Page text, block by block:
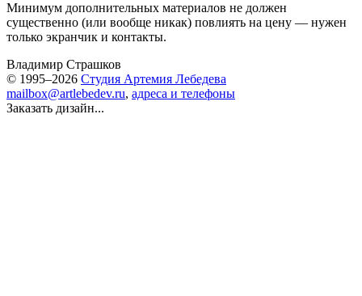
Минимум дополнительных материалов не должен
существенно (или вообще никак) повлиять на цену — нужен
только экранчик и контакты.
Владимир Страшков
© 1995–2026 Студия Артемия Лебедева
mailbox@artlebedev.ru, адреса и телефоны
Заказать дизайн...